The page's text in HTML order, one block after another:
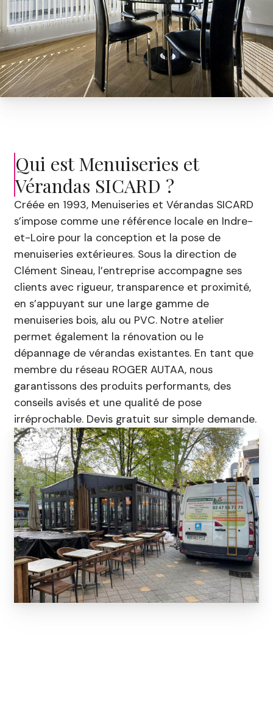
Qui est Menuiseries et
Vérandas SICARD ?
Créée en 1993, Menuiseries et Vérandas SICARD
s’impose comme une référence locale en Indre-
et-Loire pour la conception et la pose de
menuiseries extérieures. Sous la direction de
Clément Sineau, l’entreprise accompagne ses
clients avec rigueur, transparence et proximité,
en s’appuyant sur une large gamme de
menuiseries bois, alu ou PVC. Notre atelier
permet également la rénovation ou le
dépannage de vérandas existantes. En tant que
membre du réseau ROGER AUTAA, nous
garantissons des produits performants, des
conseils avisés et une qualité de pose
irréprochable. Devis gratuit sur simple demande.